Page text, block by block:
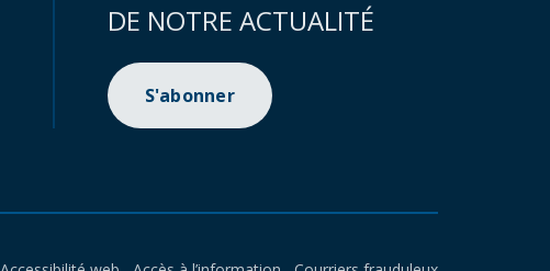
DE NOTRE ACTUALITÉ
S'abonner